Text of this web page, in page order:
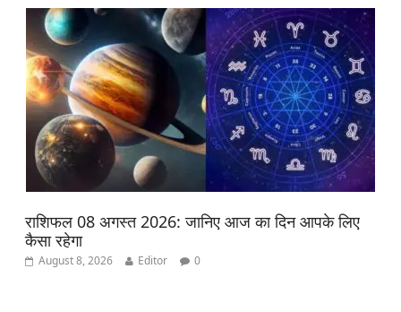
राशिफल 08 अगस्त 2026: जानिए आज का दिन आपके लिए
कैसा रहेगा
August 8, 2026 Editor 0